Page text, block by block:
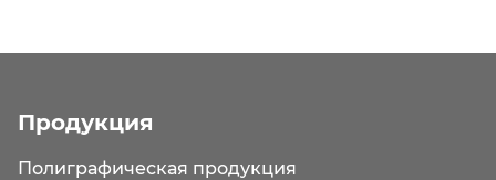
Продукция
Полиграфическая продукция